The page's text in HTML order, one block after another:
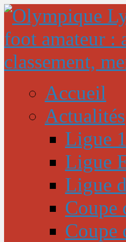
Accueil
Actualités
Ligue 1
Ligue
Ligue
Coupe
Coupe